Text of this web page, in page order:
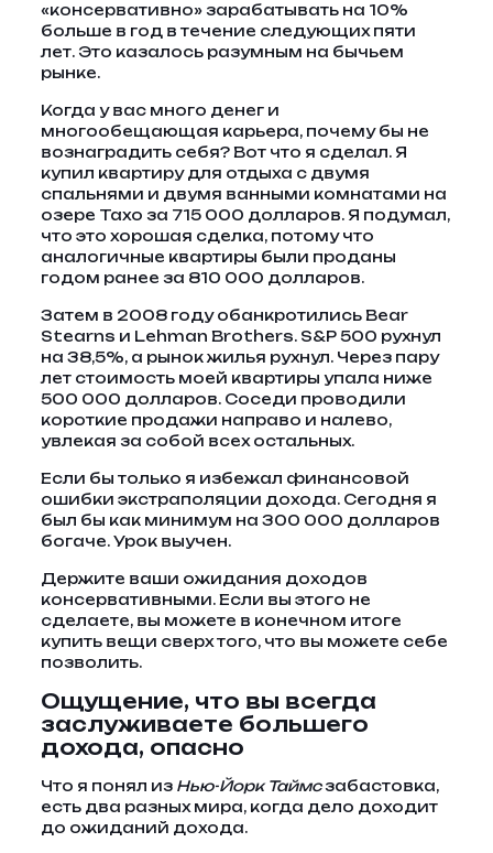
«консервативно» зарабатывать на 10%
больше в год в течение следующих пяти
лет. Это казалось разумным на бычьем
рынке.
Когда у вас много денег и
многообещающая карьера, почему бы не
вознаградить себя? Вот что я сделал. Я
купил квартиру для отдыха с двумя
спальнями и двумя ванными комнатами на
озере Тахо за 715 000 долларов. Я подумал,
что это хорошая сделка, потому что
аналогичные квартиры были проданы
годом ранее за 810 000 долларов.
Затем в 2008 году обанкротились Bear
Stearns и Lehman Brothers. S&P 500 рухнул
на 38,5%, а рынок жилья рухнул. Через пару
лет стоимость моей квартиры упала ниже
500 000 долларов. Соседи проводили
короткие продажи направо и налево,
увлекая за собой всех остальных.
Если бы только я избежал финансовой
ошибки экстраполяции дохода. Сегодня я
был бы как минимум на 300 000 долларов
богаче. Урок выучен.
Держите ваши ожидания доходов
консервативными. Если вы этого не
сделаете, вы можете в конечном итоге
купить вещи сверх того, что вы можете себе
позволить.
Ощущение, что вы всегда
заслуживаете большего
дохода, опасно
Что я понял из Нью-Йорк Таймсзабастовка,
есть два разных мира, когда дело доходит
до ожиданий дохода.